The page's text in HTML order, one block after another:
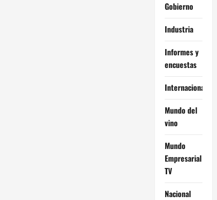
Gobierno
Industria
Informes y
encuestas
Internacional
Mundo del
vino
Mundo
Empresarial
TV
Nacional